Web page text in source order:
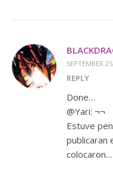
SEPTEMBER
REPLY
Done…
@Yari: ¬¬
Estuve
publicaran